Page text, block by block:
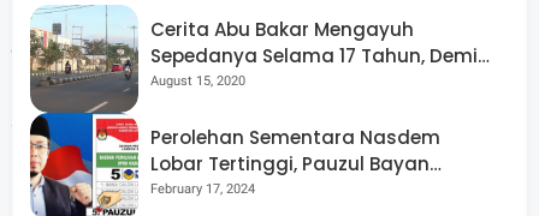
Melalui kepemimpinan yang dilahirkan dari proses
demokrasi yang baik maka sudah seharusnya seorang
pemimpin yang terpilih nanti harus mampu mengayomi
semua warga NTB ke depan.
“ Berikanlah kepemimpinan yang baik untuk NTB, ayomi
Cerita Abu Bakar Mengayuh
Sepedanya Selama 17 Tahun, Demi
Menggelorakan Kemerdekaan
August 15, 2020
Perolehan Sementara Nasdem
Lobar Tertinggi, Pauzul Bayan
Berpeluang “Rebut” Kursi Dapil 3
February 17, 2024